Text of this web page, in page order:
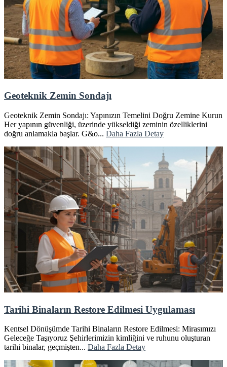
Geoteknik Zemin Sondajı
Geoteknik Zemin Sondajı: Yapınızın Temelini Doğru Zemine Kurun
Her yapının güvenliği, üzerinde yükseldiği zeminin özelliklerini
doğru anlamakla başlar. G&o... Daha Fazla Detay
Tarihi Binaların Restore Edilmesi Uygulaması
Kentsel Dönüşümde Tarihi Binaların Restore Edilmesi: Mirasımızı
Geleceğe Taşıyoruz Şehirlerimizin kimliğini ve ruhunu oluşturan
tarihi binalar, geçmişten... Daha Fazla Detay